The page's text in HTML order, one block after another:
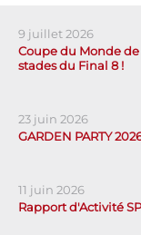
9 juillet 2026
Coupe du Monde de
stades du Final 8 !
23 juin 2026
GARDEN PARTY
11 juin 2026
Rapport d'Activité